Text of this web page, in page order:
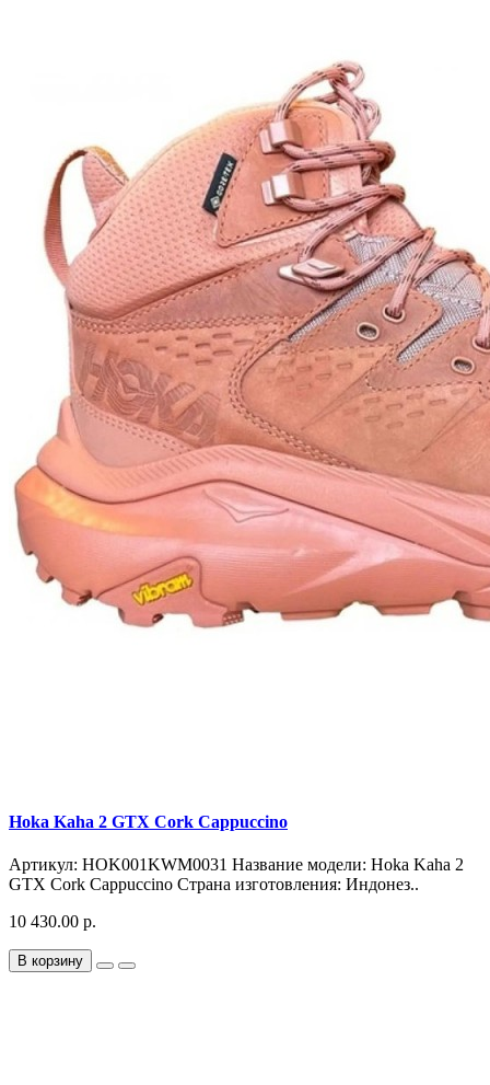
Hoka Kaha 2 GTX Cork Cappuccino
Артикул: HOK001KWM0031 Название модели: Hoka Kaha 2
GTX Cork Cappuccino Страна изготовления: Индонез..
10 430.00 р.
В корзину